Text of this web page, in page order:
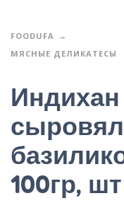
FOODUFA
МЯСНЫЕ ДЕЛИКАТЕСЫ
Индихан
100гр, шт